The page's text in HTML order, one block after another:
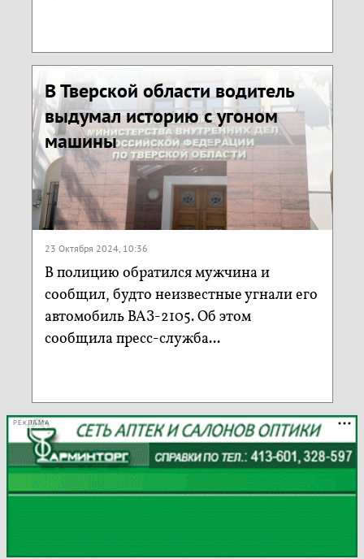
В Тверской области водитель
выдумал историю с угоном
машины
23 Октября 2024, 10:36
В полицию обратился мужчина и
сообщил, будто неизвестные угнали его
автомобиль ВАЗ-2105. Об этом
сообщила пресс-служба...
РЕКЛАМА